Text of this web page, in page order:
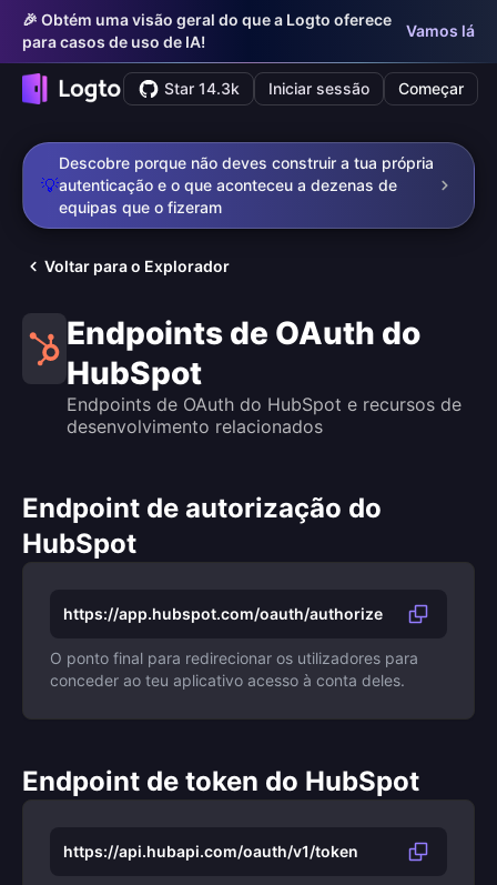
🎉 Obtém uma visão geral do que a Logto oferece
para casos de uso de IA!
Vamos lá
Star 14.3k Iniciar sessão Começar
💡
Descobre porque não deves construir a tua própria
autenticação e o que aconteceu a dezenas de
equipas que o fizeram
Voltar para o Explorador
Endpoints de OAuth do
HubSpot
Endpoints de OAuth do HubSpot e recursos de
desenvolvimento relacionados
Endpoint de autorização do
HubSpot
https://app.hubspot.com/oauth/authorize
O ponto final para redirecionar os utilizadores para
conceder ao teu aplicativo acesso à conta deles.
Endpoint de token do HubSpot
https://api.hubapi.com/oauth/v1/token